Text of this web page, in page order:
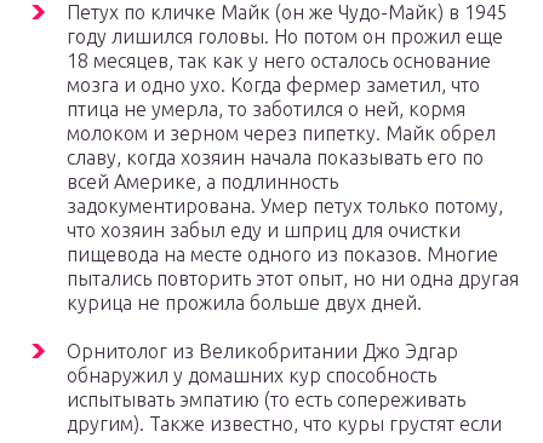
Петух по кличке Майк (он же Чудо-Майк) в 1945
году лишился головы. Но потом он прожил еще
18 месяцев, так как у него осталось основание
мозга и одно ухо. Когда фермер заметил, что
птица не умерла, то заботился о ней, кормя
молоком и зерном через пипетку. Майк обрел
славу, когда хозяин начала показывать его по
всей Америке, а подлинность
задокументирована. Умер петух только потому,
что хозяин забыл еду и шприц для очистки
пищевода на месте одного из показов. Многие
пытались повторить этот опыт, но ни одна другая
курица не прожила больше двух дней.
Орнитолог из Великобритании Джо Эдгар
обнаружил у домашних кур способность
испытывать эмпатию (то есть сопереживать
другим). Также известно, что куры грустят если